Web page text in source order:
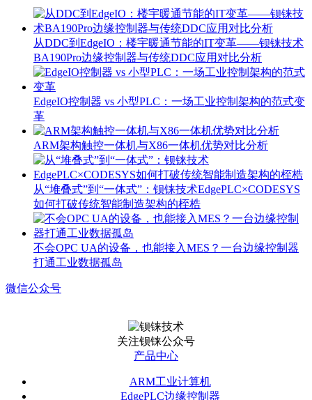
从DDC到EdgeIO：楼宇暖通节能的IT变革——钡铼技术
BA190Pro边缘控制器与传统DDC应用对比分析
EdgeIO控制器 vs 小型PLC：一场工业控制架构的范式变
革
ARM架构触控一体机与X86一体机优势对比分析
从“堆叠式”到“一体式”：钡铼技术EdgePLC×CODESYS
如何打破传统智能制造架构的桎梏
不会OPC UA的设备，也能接入MES？一台边缘控制器
打通工业数据孤岛
微信公众号
关注钡铼公众号
产品中心
ARM工业计算机
EdgePLC边缘控制器